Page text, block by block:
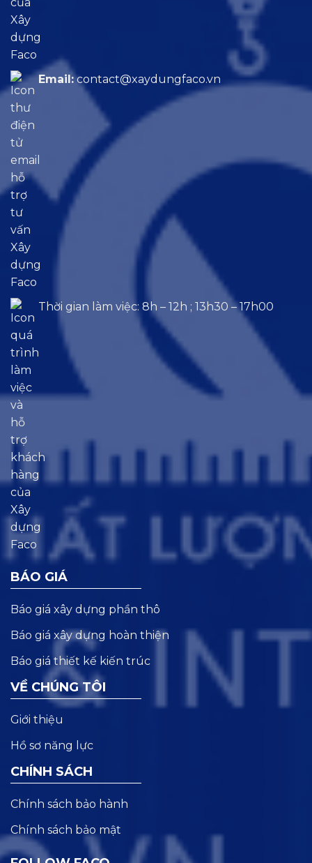
Email: contact@xaydungfaco.vn
Thời gian làm việc: 8h – 12h ; 13h30 – 17h00
BÁO GIÁ
Báo giá xây dựng phần thô
Báo giá xây dựng hoàn thiện
Báo giá thiết kế kiến trúc
VỀ CHÚNG TÔI
Giới thiệu
Hồ sơ năng lực
CHÍNH SÁCH
Chính sách bảo hành
Chính sách bảo mật